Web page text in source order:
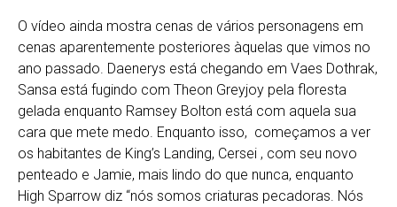
O vídeo ainda mostra cenas de vários personagens em
cenas aparentemente posteriores àquelas que vimos no
ano passado. Daenerys está chegando em Vaes Dothrak,
Sansa está fugindo com Theon Greyjoy pela floresta
gelada enquanto Ramsey Bolton está com aquela sua
cara que mete medo. Enquanto isso, começamos a ver
os habitantes de King’s Landing, Cersei , com seu novo
penteado e Jamie, mais lindo do que nunca, enquanto
High Sparrow diz “nós somos criaturas pecadoras. Nós